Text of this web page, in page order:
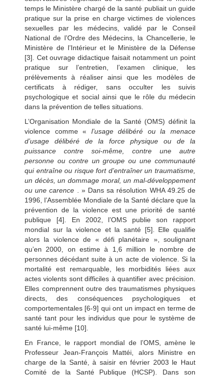
temps le Ministère chargé de la santé publiait un guide
pratique sur la prise en charge victimes de violences
sexuelles par les médecins, validé par le Conseil
National de l’Ordre des Médecins, la Chancellerie, le
Ministère de l’Intérieur et le Ministère de la Défense
[3]. Cet ouvrage didactique faisait notamment un point
pratique sur l’entretien, l’examen clinique, les
prélèvements à réaliser ainsi que les modèles de
certificats à rédiger, sans occulter les suivis
psychologique et social ainsi que le rôle du médecin
dans la prévention de telles situations.
L’Organisation Mondiale de la Santé (OMS) définit la
violence comme « l’usage délibéré ou la menace
d’usage délibéré de la force physique ou de la
puissance contre soi-même, contre une autre
personne ou contre un groupe ou une communauté
qui entraîne ou risque fort d’entraîner un traumatisme,
un décès, un dommage moral, un mal-développement
ou une carence . » Dans sa résolution WHA 49.25 de
1996, l’Assemblée Mondiale de la Santé déclare que la
prévention de la violence est une priorité de santé
publique [4]. En 2002, l’OMS publie son rapport
mondial sur la violence et la santé [5]. Elle qualifie
alors la violence de « défi planétaire », soulignant
qu’en 2000, on estime à 1,6 million le nombre de
personnes décédant suite à un acte de violence. Si la
mortalité est remarquable, les morbidités liées aux
actes violents sont difficiles à quantifier avec précision.
Elles comprennent outre des traumatismes physiques
directs, des conséquences psychologiques et
comportementales [6-9] qui ont un impact en terme de
santé tant pour les individus que pour le système de
santé lui-même [10].
En France, le rapport mondial de l’OMS, amène le
Professeur Jean-François Mattéi, alors Ministre en
charge de la Santé, à saisir en février 2003 le Haut
Comité de la Santé Publique (HCSP). Dans son